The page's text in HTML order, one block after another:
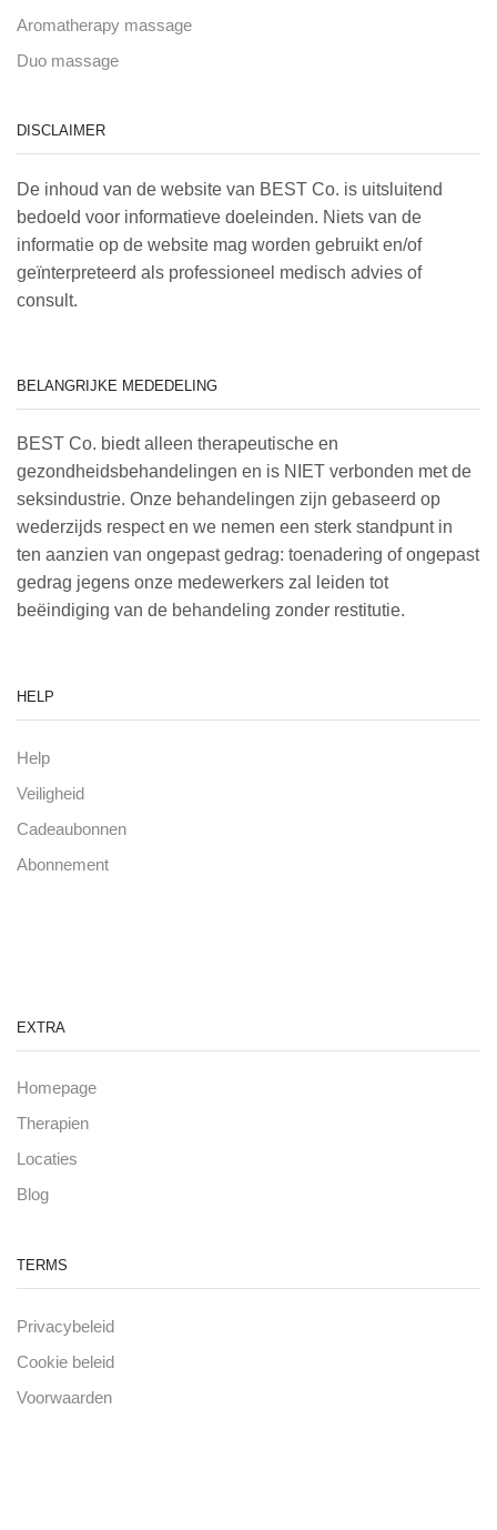
Aromatherapy massage
Duo massage
DISCLAIMER
De inhoud van de website van BEST Co. is uitsluitend
bedoeld voor informatieve doeleinden. Niets van de
informatie op de website mag worden gebruikt en/of
geïnterpreteerd als professioneel medisch advies of
consult.
BELANGRIJKE MEDEDELING
BEST Co. biedt alleen therapeutische en
gezondheidsbehandelingen en is NIET verbonden met de
seksindustrie. Onze behandelingen zijn gebaseerd op
wederzijds respect en we nemen een sterk standpunt in
ten aanzien van ongepast gedrag: toenadering of ongepast
gedrag jegens onze medewerkers zal leiden tot
beëindiging van de behandeling zonder restitutie.
HELP
Help
Veiligheid
Cadeaubonnen
Abonnement
EXTRA
Homepage
Therapien
Locaties
Blog
TERMS
Privacybeleid
Cookie beleid
Voorwaarden